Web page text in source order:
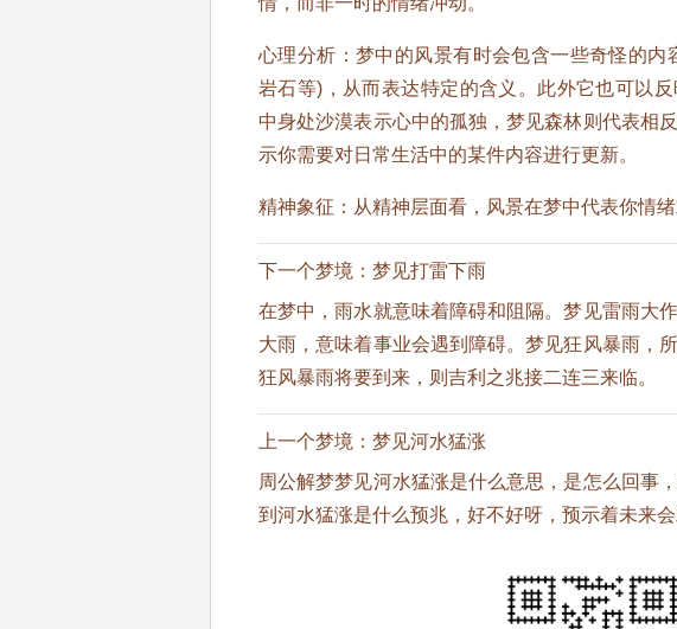
心理分析：梦中的风景有时会包含一些奇怪的内
岩石等)，从而表达特定的含义。此外它也可以
中身处沙漠表示心中的孤独，梦见森林则代表相
示你需要对日常生活中的某件内容进行更新。
精神象征：从精神层面看，风景在梦中代表你情绪
下一个梦境： 梦见打雷下雨
在梦中，雨水就意味着障碍和阻隔。梦见雷雨大
大雨，意味着事业会遇到障碍。梦见狂风暴雨，
狂风暴雨将要到来，则吉利之兆接二连三来临。
上一个梦境： 梦见河水猛涨
周公解梦梦见河水猛涨是什么意思，是怎么回事
到河水猛涨是什么预兆，好不好呀，预示着未来